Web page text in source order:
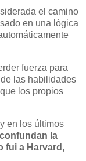
el camino
en una lógica
fuerza para
las habilidades
los propios
en los últimos
la
fui a Harvard,